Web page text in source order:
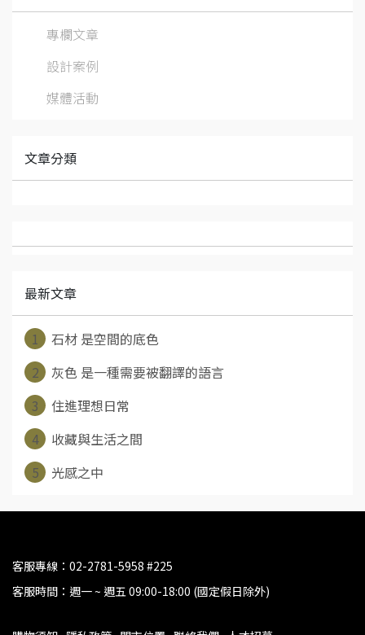
專欄文章
設計案例
媒體活動
文章分類
最新文章
1
石材 是空間的底色
2
灰色 是一種需要被翻譯的語言
3
住進理想日常
4
收藏與生活之間
5
光感之中
客服專線：02-2781-5958 #225
客服時間：週一 ~ 週五 09:00-18:00 (國定假日除外)